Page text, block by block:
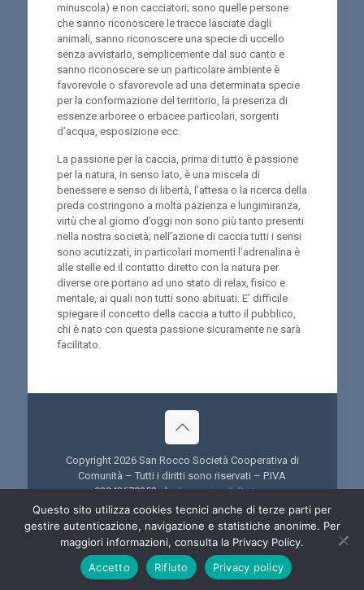
minuscola) e non cacciatori; sono quelle persone
che sanno riconoscere le tracce lasciate dagli
animali, sanno riconoscere una specie di uccello
senza avvistarlo, semplicemente dal suo canto e
sanno riconoscere se un particolare ambiente è
favorevole o sfavorevole ad una determinata specie
per la conformazione del territorio, la presenza di
essenze arboree o erbacee particolari, sorgenti
d’acqua, esposizione ecc.
La passione per la caccia, prima di tutto è passione
per la natura, in senso lato, è una miscela di
benessere e senso di libertà, l’attesa o la ricerca della
preda costringono a molta pazienza e lungimiranza,
virtù che al giorno d’oggi non sono più tanto presenti
nella nostra società; nell’azione di caccia tutti i sensi
sono acutizzati, in particolari momenti l’adrenalina è
alle stelle ed il contatto diretto con la natura per
diverse ore portano ad uno stato di relax, fisico e
mentale, ai quali non tutti sono abituati. E’ difficile
spiegare il concetto della caccia a tutto il pubblico,
chi è nato con questa passione sicuramente ne sarà
facilitato.
Copyright 2026 San Rocco Società Cooperativa di
Comunità – Tutti i diritti sono riservati – P.IVA
02943670352 - byImmagica & Partner
Questo sito utilizza cookies tecnici anche di terze parti per
gestire autenticazione, navigazione e statistiche anonime. Per
maggiori informazioni, consulta la Privacy Policy.
Accetto
Rifiuto Privacy policy